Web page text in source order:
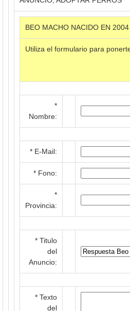
BEO MACHO NACIDO EN
Utiliza el formulario para
*
Nombre:
* E-Mail:
* Fono:
*
Provincia:
* Titulo
del
Anuncio:
* Texto
del